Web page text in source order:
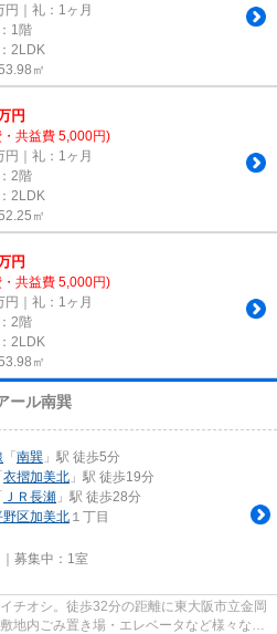
円｜礼：1ヶ月
1階
2LDK
㎡
円
共益費 5,000円)
円｜礼：1ヶ月
2階
2LDK
㎡
円
共益費 5,000円)
円｜礼：1ヶ月
2階
2LDK
㎡
ール南巽
「南巽 」駅 徒歩5分
衣摺加美北 」駅 徒歩19分
ＪＲ長瀬 」駅 徒歩28分
野区加美北 １丁目
募集中： 1室
チオシ。徒歩32分の距離に東大阪市立金岡
地内ごみ置き場・エレベータなど様々な設